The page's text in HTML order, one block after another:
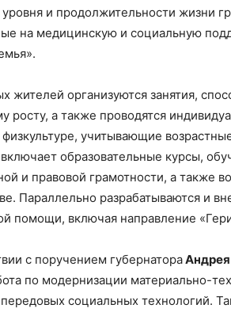
и продолжительности жизни
на медицинскую и социальную
жителей организуются занятия,
росту, а также проводятся
учитывающие
образовательные курсы,
и правовой грамотности, а также
Параллельно разрабатываются и
помощи, включая направление
с поручением губернатора
по модернизации материально-
социальных технологий.